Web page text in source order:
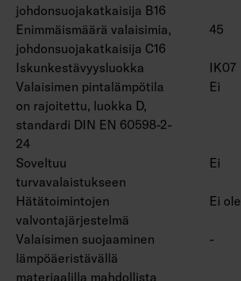
johdonsuojakatkaisija B16
Enimmäismäärä valaisimia,
johdonsuojakatkaisija C16
45
Iskunkestävyysluokka
IK07
Valaisimen pintalämpötila
on rajoitettu, luokka D,
standardi DIN EN 60598-2-
24
Ei
Soveltuu
turvavalaistukseen
Ei
Hätätoimintojen
valvontajärjestelmä
Ei ole
Valaisimen suojaaminen
lämpöäeristävällä
materiaalilla mahdollista
-